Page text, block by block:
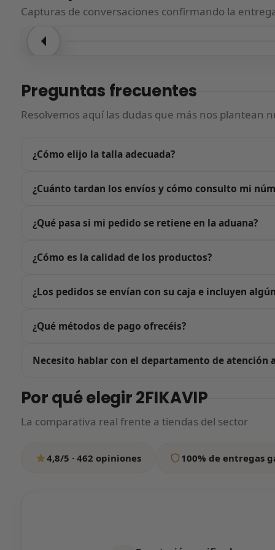
Capturas de conversaciones confirmando la
Preguntas frecuentes
Resolvemos aquí las dudas que más nos plantean
¿Cómo elijo la talla adecuada?
estándar: te recomendamos elegir la talla que usas
¿Cuánto tardan los envíos y cómo consulto mi
días. Si en algún momento el seguimiento no se
¿Qué pasa si mi pedido se retiene en la aduana?
asumimos nosotros, no tú.
¿Cómo es la calidad de los productos?
los propios clientes al recibir sus pedidos. Además,
¿Los pedidos se envían con su caja e incluyen
cada caja con una funda especial para que llegue
¿Qué métodos de pago ofrecéis?
Google Pay, Bizum, Klarna, Amazon Pay y más. Al
Necesito hablar con el departamento de atención
si tardamos un poco más de lo habitual, tranquilo:
Escríbenos por WhatsApp
Todos los días de 12:00 a 20:00
Por qué elegir 2FIKAVIP
La comparativa real frente a tiendas del sector
4,8/5 · 462 opiniones 100% de entregas